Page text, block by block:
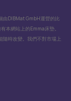
由DIBMat GmbH運營的比
本網站上的Emma床墊。
隨時改變。我們不對市場上